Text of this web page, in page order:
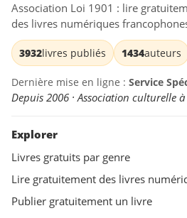
Association Loi 1901 : lire
des livres numériques
3932livres publiés 1434auteurs
Dernière mise en ligne : Service
Depuis 2006 · Association culturelle
Explorer
Livres gratuits par genre
Lire gratuitement des livres
Publier gratuitement un livre